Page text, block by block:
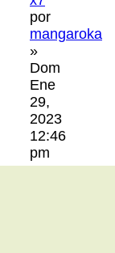
por
mangaroka
»
Dom
Ene
29,
2023
12:46
pm